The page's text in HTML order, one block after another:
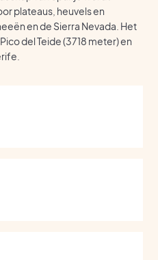
plateaus, heuvels en
en de Sierra Nevada. Het
del Teide (3718 meter) en